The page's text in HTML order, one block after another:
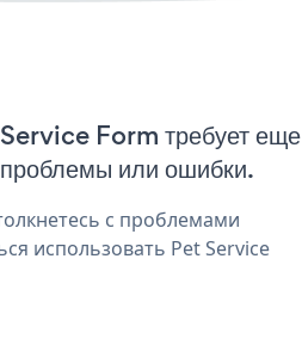
Form требует еще
или ошибки.
с проблемами
использовать Pet Service